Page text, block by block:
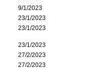
9/1/2023
23/1/2023
23/1/2023
23/1/2023
27/2/2023
27/2/2023